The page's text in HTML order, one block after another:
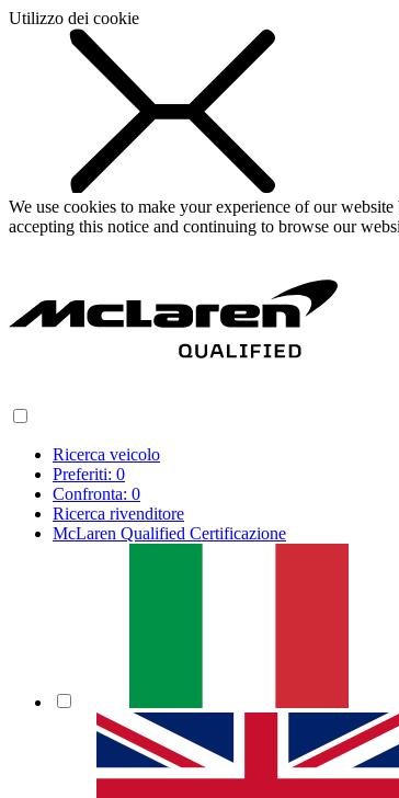
Utilizzo dei cookie
We use cookies to make your experience of our
accepting this notice and continuing to browse our
Ricerca veicolo
Preferiti: 0
Confronta: 0
Ricerca rivenditore
McLaren Qualified Certificazione